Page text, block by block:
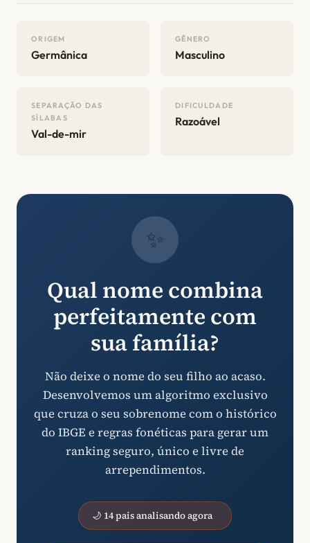
ORIGEM
Germânica
GÊNERO
Masculino
SEPARAÇÃO DAS
SÍLABAS
Val-de-mir
DIFICULDADE
Razoável
✨
Qual nome combina
perfeitamente com
sua família?
Não deixe o nome do seu filho ao acaso.
Desenvolvemos um algoritmo exclusivo
que cruza o seu sobrenome com o histórico
do IBGE e regras fonéticas para gerar um
ranking seguro, único e livre de
arrependimentos.
🌙 14 pais analisando agora